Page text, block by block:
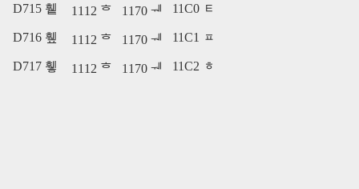
D715 휕 1112 ᄒ 1170 ᅰ 11C0 ᇀ
D716 휖 1112 ᄒ 1170 ᅰ 11C1 ᇁ
D717 휗 1112 ᄒ 1170 ᅰ 11C2 ᇂ